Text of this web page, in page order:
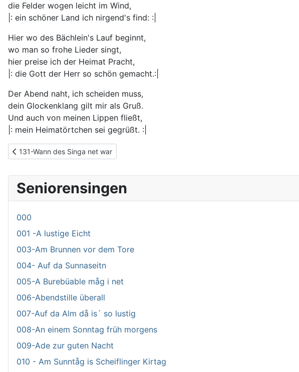
die Felder wogen leicht im Wind,
|: ein schöner Land ich nirgend's find: :|
Hier wo des Bächlein's Lauf beginnt,
wo man so frohe Lieder singt,
hier preise ich der Heimat Pracht,
|: die Gott der Herr so schön gemacht.:|
Der Abend naht, ich scheiden muss,
dein Glockenklang gilt mir als Gruß.
Und auch von meinen Lippen fließt,
|: mein Heimatörtchen sei gegrüßt. :|
Vorheriger Beitrag: 131-Wann des Singa net war
131-Wann des Singa net war
Seniorensingen
000
001 -A lustige Eicht
003-Am Brunnen vor dem Tore
004- Auf da Sunnaseitn
005-A Burebüable måg i net
006-Abendstille überall
007-Auf da Alm då is´ so lustig
008-An einem Sonntag früh morgens
009-Ade zur guten Nacht
010 - Am Sunntåg is Scheiflinger Kirtag